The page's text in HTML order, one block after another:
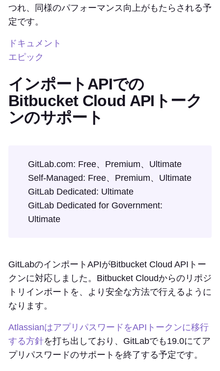
つれ、同様のパフォーマンス向上がもたらされる予
定です。
ドキュメント
エピック
インポートAPIでの
Bitbucket Cloud APIトーク
ンのサポート
GitLab.com: Free、Premium、Ultimate
Self-Managed: Free、Premium、Ultimate
GitLab Dedicated: Ultimate
GitLab Dedicated for Government:
Ultimate
GitLabのインポートAPIがBitbucket Cloud APIトー
クンに対応しました。Bitbucket Cloudからのリポジ
トリインポートを、より安全な方法で行えるように
なります。
AtlassianはアプリパスワードをAPIトークンに移行
する方針を打ち出しており、GitLabでも19.0にてア
プリパスワードのサポートを終了する予定です。